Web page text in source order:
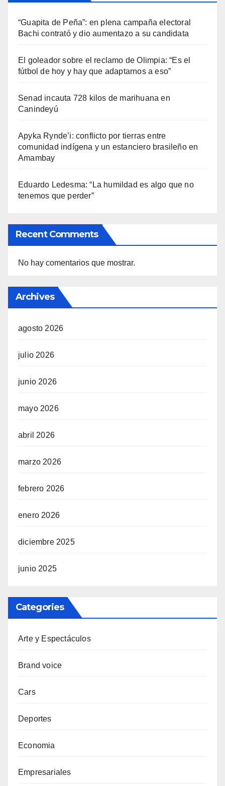
“Guapita de Peña”: en plena campaña electoral
Bachi contrató y dio aumentazo a su candidata
El goleador sobre el reclamo de Olimpia: “Es el
fútbol de hoy y hay que adaptarnos a eso”
Senad incauta 728 kilos de marihuana en
Canindeyú
Apyka Rynde’i: conflicto por tierras entre
comunidad indígena y un estanciero brasileño en
Amambay
Eduardo Ledesma: “La humildad es algo que no
tenemos que perder”
Recent Comments
No hay comentarios que mostrar.
Archives
agosto 2026
julio 2026
junio 2026
mayo 2026
abril 2026
marzo 2026
febrero 2026
enero 2026
diciembre 2025
junio 2025
Categories
Arte y Espectáculos
Brand voice
Cars
Deportes
Economia
Empresariales